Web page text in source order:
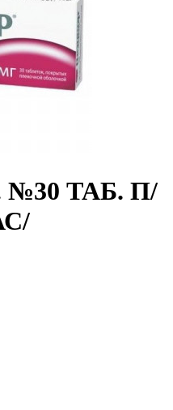
ТАБ. П/